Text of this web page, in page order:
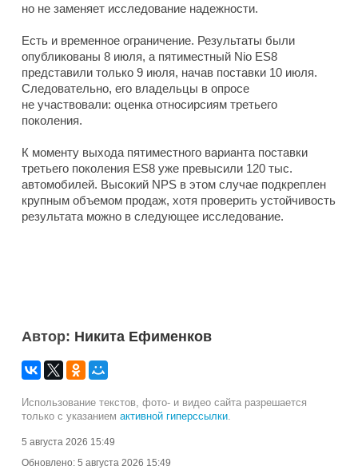
но не заменяет исследование надежности.
Есть и временное ограничение. Результаты были
опубликованы 8 июля, а пятиместный Nio ES8
представили только 9 июля, начав поставки 10 июля.
Следовательно, его владельцы в опросе
не участвовали: оценка относирсиям третьего
поколения.
К моменту выхода пятиместного варианта поставки
третьего поколения ES8 уже превысили 120 тыс.
автомобилей. Высокий NPS в этом случае подкреплен
крупным объемом продаж, хотя проверить устойчивость
результата можно в следующее исследование.
Автор: Никита Ефименков
Использование текстов, фото- и видео сайта разрешается
только с указанием активной гиперссылки
5 августа 2026 15:49
Обновлено: 5 августа 2026 15:49